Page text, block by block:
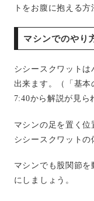
トをお腹に抱える方
マシンでのやり
シシースクワット
出来ます。（「基
7:40から解説が見ら
マシンの足を置く位
シシースクワットの
マシンでも股関節を
にしましょう。